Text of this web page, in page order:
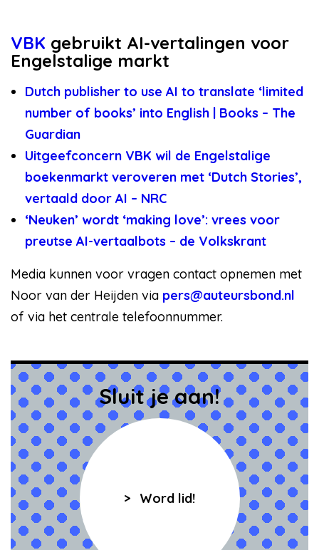
VBK gebruikt AI-vertalingen voor
Engelstalige markt
Dutch publisher to use AI to translate ‘limited
number of books’ into English | Books – The
Guardian
Uitgeefconcern VBK wil de Engelstalige
boekenmarkt veroveren met ‘Dutch Stories’,
vertaald door AI – NRC
‘Neuken’ wordt ‘making love’: vrees voor
preutse AI-vertaalbots – de Volkskrant
Media kunnen voor vragen contact opnemen met
Noor van der Heijden via pers@auteursbond.nl
of via het centrale telefoonnummer.
Sluit je aan!
Word lid!